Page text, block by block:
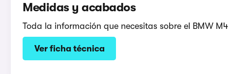
Medidas y acabados
Toda la información que necesitas sobre el BMW
Ver ficha técnica